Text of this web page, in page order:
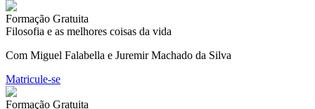
Formação Gratuita
Filosofia e as melhores coisas da vida
Com Miguel Falabella e Juremir Machado da Silva
Matricule-se
Formação Gratuita